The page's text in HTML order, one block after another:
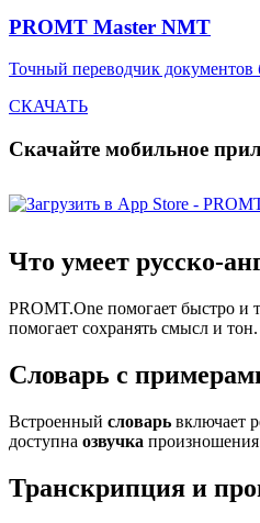
PROMT Master NMT
Точный переводчик документов
СКАЧАТЬ
Скачайте мобильное
Что умеет русско-
PROMT.One помогает быстро и
помогает сохранять смысл и тон.
Словарь с
Встроенный словарь включает
доступна озвучка
Транскрипция и